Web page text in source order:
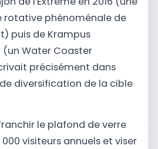
rotative phénoménale de
puis de Krampus
(un Water Coaster
précisément dans
diversification de la cible
le plafond de verre
visiteurs annuels et viser